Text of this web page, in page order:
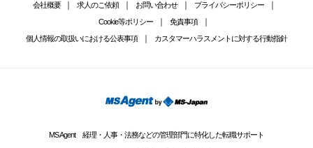
会社概要
求人のご依頼 お問い合わせ
プライバシーポリシー
Cookie等ポリシー
免責事項
個人情報の取扱いにおける公表事項
カスタマーハラスメントに対する行動指針
MS Agent 経理・人事・法務などの管理部門に特化した転職サポート